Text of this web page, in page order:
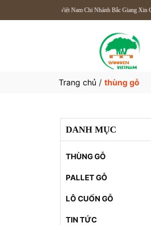
Wooden Việt Nam Chi Nhánh Bắc Giang Xin Chào Quý
Trang chủ / thùng gỗ
DANH MỤC
THÙNG GỖ
Thùng gỗ
Thùng gỗ
Thùng gỗ
PALLET GỖ
Pallet gỗ
Pallet gỗ
LÔ CUỐN GỖ
Lô cuốn gỗ
TIN TỨC